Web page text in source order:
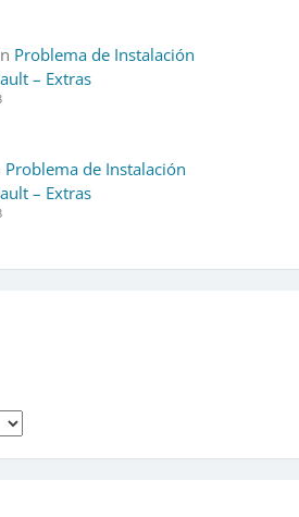
Problema de Instalación
– Extras
Problema de Instalación
– Extras